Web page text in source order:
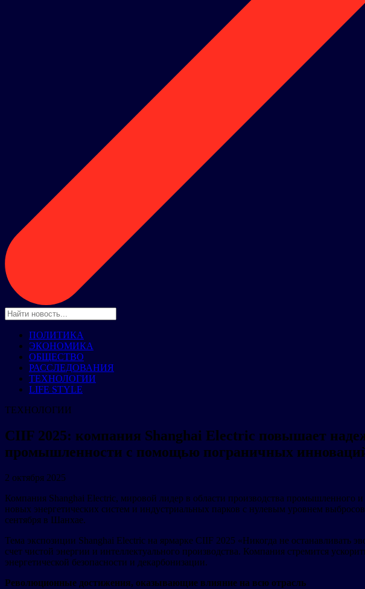
ПОЛИТИКА
ЭКОНОМИКА
ОБЩЕСТВО
РАССЛЕДОВАНИЯ
ТЕХНОЛОГИИ
LIFE STYLE
ТЕХНОЛОГИИ
CIIF 2025: компания Shanghai Electric повышает
промышленности с помощью пограничных
2 октября 2025
Компания Shanghai Electric, мировой лидер в области производства промышленного
новых энергетических систем и индустриальных парков с нулевым уровнем
сентября в Шанхае.
Тема экспозиции Shanghai Electric на ярмарке CIIF 2025 «Никогда не
счет чистой энергии и интеллектуального производства. Компания стремится
энергетической безопасности и декарбонизации.
Революционные достижения, оказывающие влияние на всю отрасль